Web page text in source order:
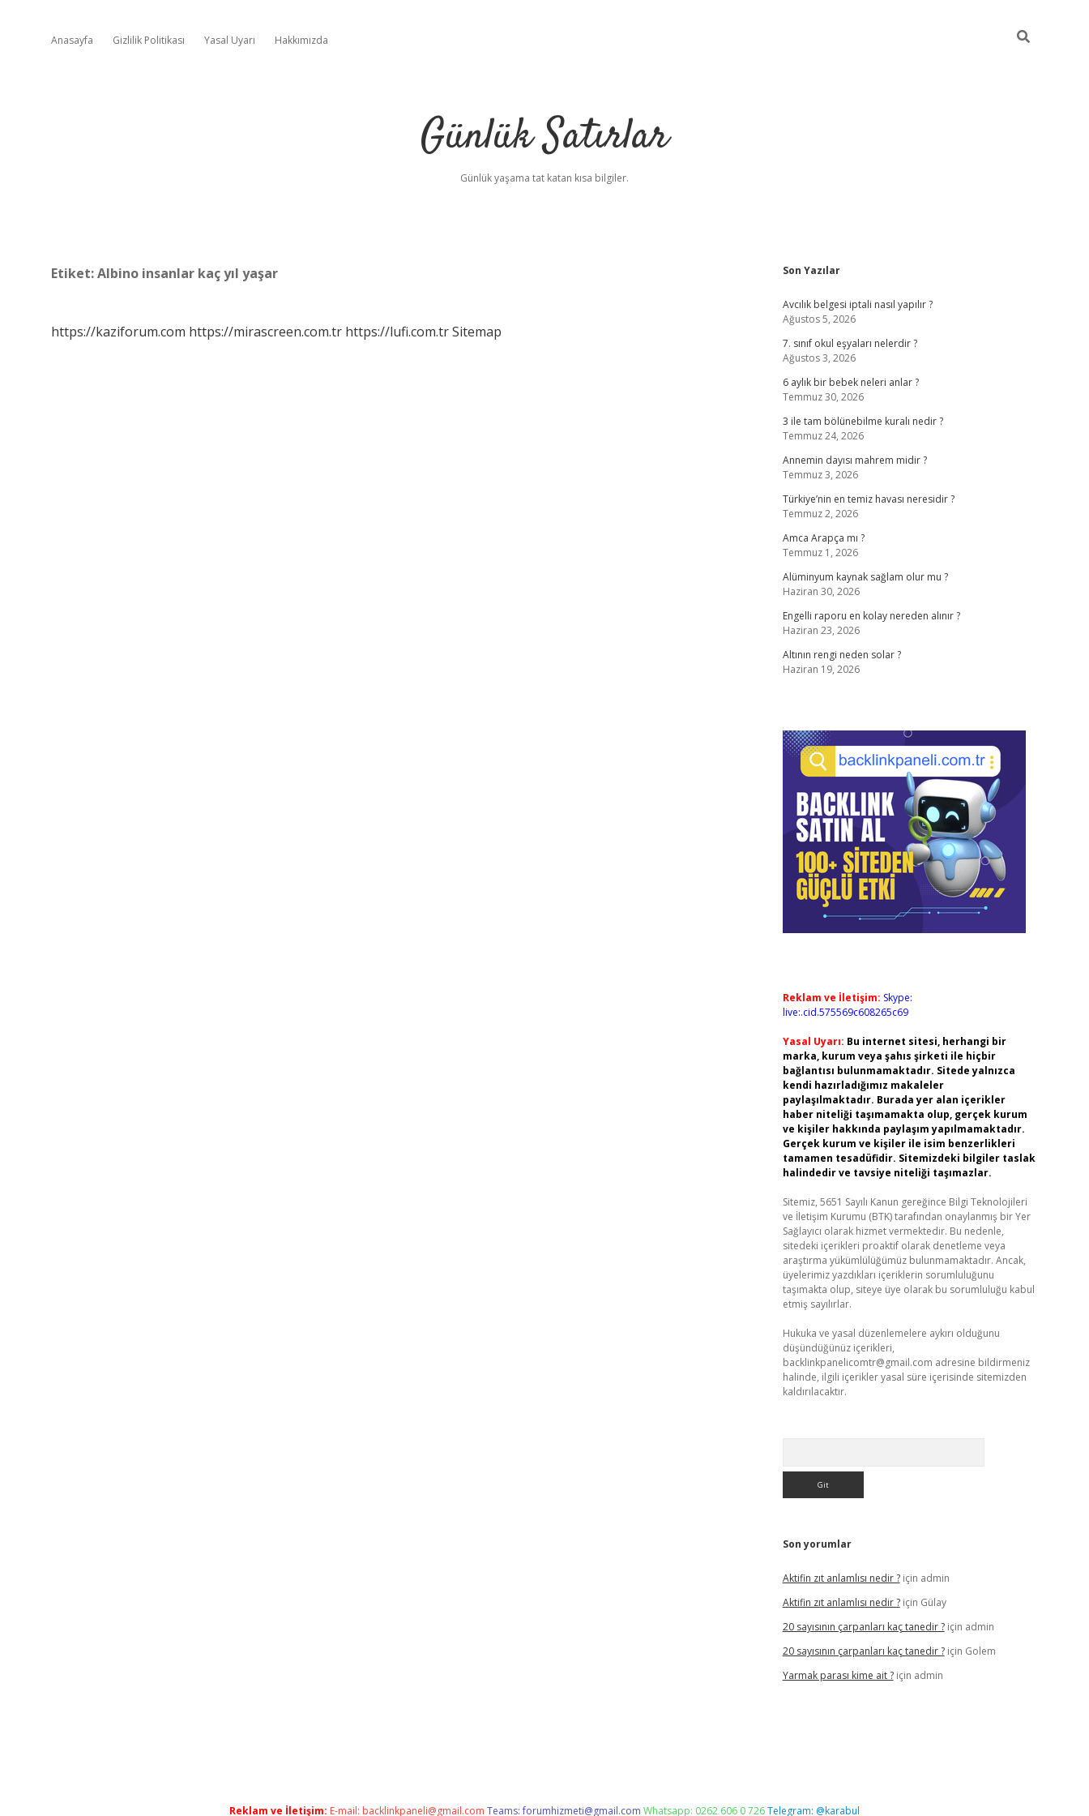
Anasayfa Gizlilik Politikası Yasal Uyarı Hakkımızda
Günlük Satırlar
Günlük yaşama tat katan kısa bilgiler.
Etiket:Albino insanlar kaç yıl yaşar
https://kaziforum.com https://mirascreen.com.tr https://lufi.com.trSitemap
Sidebar
Son Yazılar
Avcılık belgesi iptali nasıl yapılır ?
Ağustos 5, 2026
7. sınıf okul eşyaları nelerdir ?
Ağustos 3, 2026
6 aylık bir bebek neleri anlar ?
Temmuz 30, 2026
3 ile tam bölünebilme kuralı nedir ?
Temmuz 24, 2026
Annemin dayısı mahrem midir ?
Temmuz 3, 2026
Türkiye’nin en temiz havası neresidir ?
Temmuz 2, 2026
Amca Arapça mı ?
Temmuz 1, 2026
Alüminyum kaynak sağlam olur mu ?
Haziran 30, 2026
Engelli raporu en kolay nereden alınır ?
Haziran 23, 2026
Altının rengi neden solar ?
Haziran 19, 2026
Reklam ve İletişim: Skype:
live:.cid.575569c608265c69
Yasal Uyarı: Bu internet sitesi, herhangi bir
marka, kurum veya şahıs şirketi ile hiçbir
bağlantısı bulunmamaktadır. Sitede yalnızca
kendi hazırladığımız makaleler
paylaşılmaktadır. Burada yer alan içerikler
haber niteliği taşımamakta olup, gerçek kurum
ve kişiler hakkında paylaşım yapılmamaktadır.
Gerçek kurum ve kişiler ile isim benzerlikleri
tamamen tesadüfidir. Sitemizdeki bilgiler taslak
halindedir ve tavsiye niteliği taşımazlar.
Sitemiz, 5651 Sayılı Kanun gereğince Bilgi Teknolojileri
ve İletişim Kurumu (BTK) tarafından onaylanmış bir Yer
Sağlayıcı olarak hizmet vermektedir. Bu nedenle,
sitedeki içerikleri proaktif olarak denetleme veya
araştırma yükümlülüğümüz bulunmamaktadır. Ancak,
üyelerimiz yazdıkları içeriklerin sorumluluğunu
taşımakta olup, siteye üye olarak bu sorumluluğu kabul
etmiş sayılırlar.
Hukuka ve yasal düzenlemelere aykırı olduğunu
düşündüğünüz içerikleri,
backlinkpanelicomtr@gmail.com adresine bildirmeniz
halinde, ilgili içerikler yasal süre içerisinde sitemizden
kaldırılacaktır.
Son yorumlar
Aktifin zıt anlamlısı nedir ?için admin
Aktifin zıt anlamlısı nedir ?için Gülay
20 sayısının çarpanları kaç tanedir ?için admin
20 sayısının çarpanları kaç tanedir ?için Golem
Yarmak parası kime ait ?için admin
Reklam ve İletişim: E-mail: backlinkpaneli@gmail.com Teams:forumhizmeti@gmail.com Whatsapp: 0262 606 0 726Telegram: @karabul